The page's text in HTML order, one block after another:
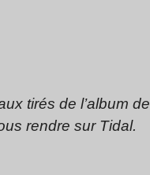
tirés de l’album de
rendre sur Tidal.